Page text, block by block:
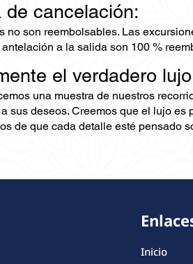
de cancelación:
no son reembolsables. Las
a la salida son 100 %
el verdadero
una muestra de nuestros
sus deseos. Creemos que el lujo
de que cada detalle esté pensado
Inicio